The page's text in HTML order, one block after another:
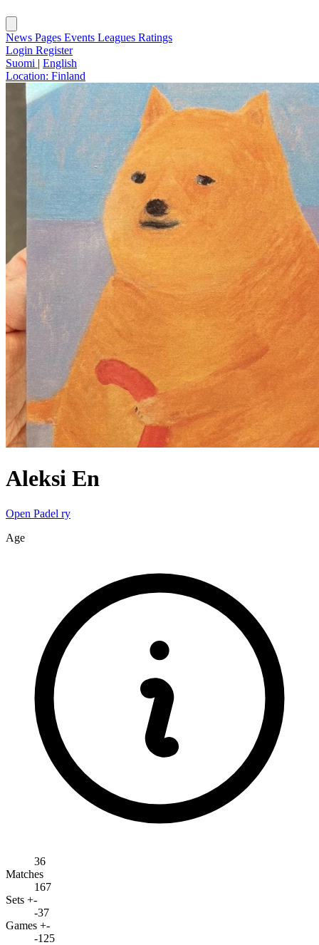
News Pages Events Leagues Ratings
Login Register
Suomi | English
Location: Finland
Aleksi En
Open Padel ry
Age
36
Matches
167
Sets +-
-37
Games +-
-125